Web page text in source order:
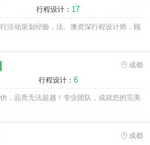
行程设计： 17
活动策划经验，法、澳资深行程设计师，顾
成都
行程设计： 6
，品质无法超越！专业团队，成就您的完美
成都